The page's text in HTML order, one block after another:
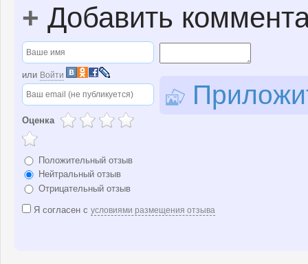
+ Добавить
или Войти
Оценка
Положительный отзыв
Нейтральный отзыв
Отрицательный отзыв
Я согласен с условиями размещения отзыва